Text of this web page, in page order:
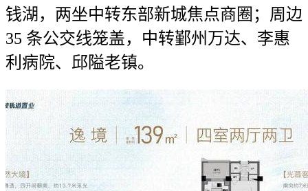
钱湖，两坐中转东部新城焦点商圈；周边
35 条公交线笼盖，中转鄞州万达、李惠
利病院、邱隘老镇。